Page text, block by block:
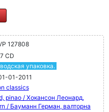
127808
7 CD
упаковка.
01-2011
classics
pinao / Хокансон Леонард,
/ Бауманн Герман, валторна